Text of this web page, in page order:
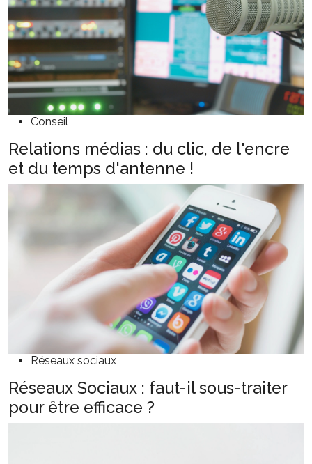
Conseil
Relations médias : du clic, de l'encre
et du temps d'antenne !
Réseaux sociaux
Réseaux Sociaux : faut-il sous-traiter
pour être efficace ?